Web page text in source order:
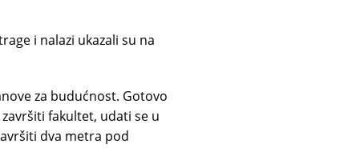
i nalazi ukazali su na
za budućnost. Gotovo
fakultet, udati se u
dva metra pod